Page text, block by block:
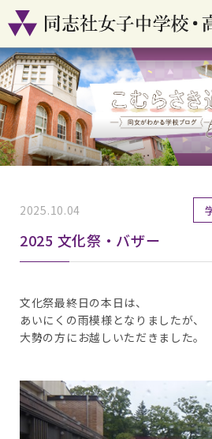
学校案内
コース紹介
学校生活
入試情報
資料請求
お問い合わ
2025.10.04
2025 文化祭・バザー
文化祭最終日の本日は、
あいにくの雨模様となりましたが、
大勢の方にお越しいただきました。